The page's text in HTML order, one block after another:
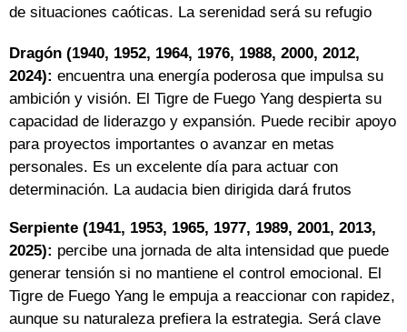
de situaciones caóticas. La serenidad será su refugio
Dragón (1940, 1952, 1964, 1976, 1988, 2000, 2012,
2024): encuentra una energía poderosa que impulsa su
ambición y visión. El Tigre de Fuego Yang despierta su
capacidad de liderazgo y expansión. Puede recibir apoyo
para proyectos importantes o avanzar en metas
personales. Es un excelente día para actuar con
determinación. La audacia bien dirigida dará frutos
Serpiente (1941, 1953, 1965, 1977, 1989, 2001, 2013,
2025): percibe una jornada de alta intensidad que puede
generar tensión si no mantiene el control emocional. El
Tigre de Fuego Yang le empuja a reaccionar con rapidez,
aunque su naturaleza prefiera la estrategia. Será clave